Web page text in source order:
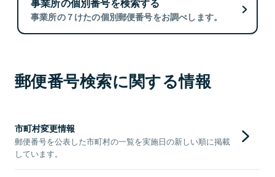
事業所の７けたの個別郵便番号をお調べします。
郵便番号検索に関する情報
市町村変更情報
郵便番号を公表した市町村の一覧を実施日の新しい順に掲載
しています。